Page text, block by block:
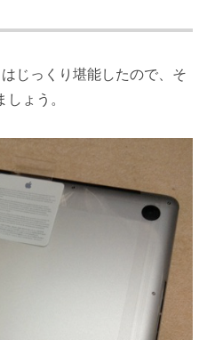
じっくり堪能したので、そ
ょう。